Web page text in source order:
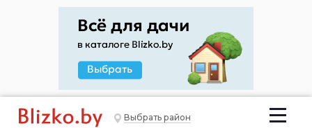
Выбрать район